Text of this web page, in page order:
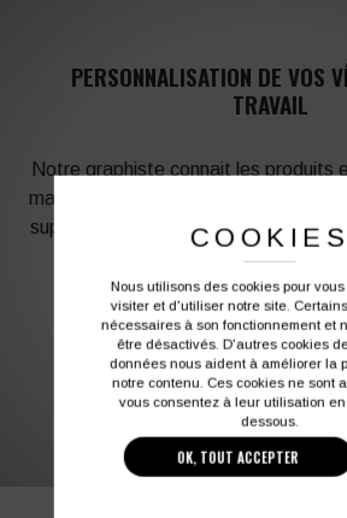
PERSONNALISATION DE VOS
TRAVAIL
Notre graphiste connait les produits
marquage. Elle sera à votre service
support en fonction des contraintes
Vous souhaitez avoir plus
03 27 28 87 86
COOKIES
Nous utilisons des cookies pour
visiter et d'utiliser notre site.
nécessaires à son fonctionnement et
être désactivés. D'autres cookies
données nous aident à améliorer la
notre contenu. Ces cookies ne sont
vous consentez à leur utilisation
dessous.
OK, TOUT ACCEPTER